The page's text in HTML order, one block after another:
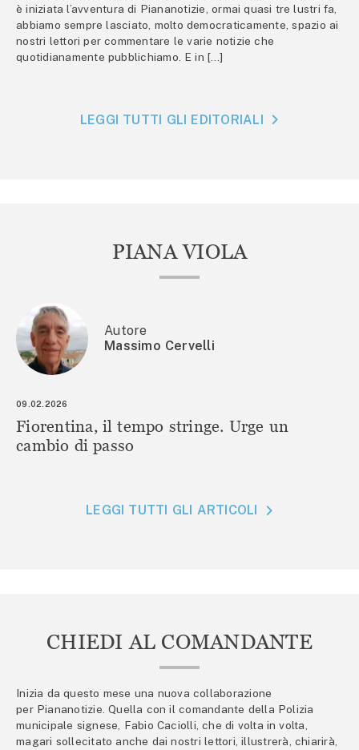
è iniziata l’avventura di Piananotizie, ormai quasi tre lustri fa,
abbiamo sempre lasciato, molto democraticamente, spazio ai
nostri lettori per commentare le varie notizie che
quotidianamente pubblichiamo. E in […]
LEGGI TUTTI GLI EDITORIALI
PIANA VIOLA
Autore
Massimo Cervelli
09.02.2026
Fiorentina, il tempo stringe. Urge un
cambio di passo
LEGGI TUTTI GLI ARTICOLI
CHIEDI AL COMANDANTE
Inizia da questo mese una nuova collaborazione
per Piananotizie. Quella con il comandante della Polizia
municipale signese, Fabio Caciolli, che di volta in volta,
magari sollecitato anche dai nostri lettori, illustrerà, chiarirà,